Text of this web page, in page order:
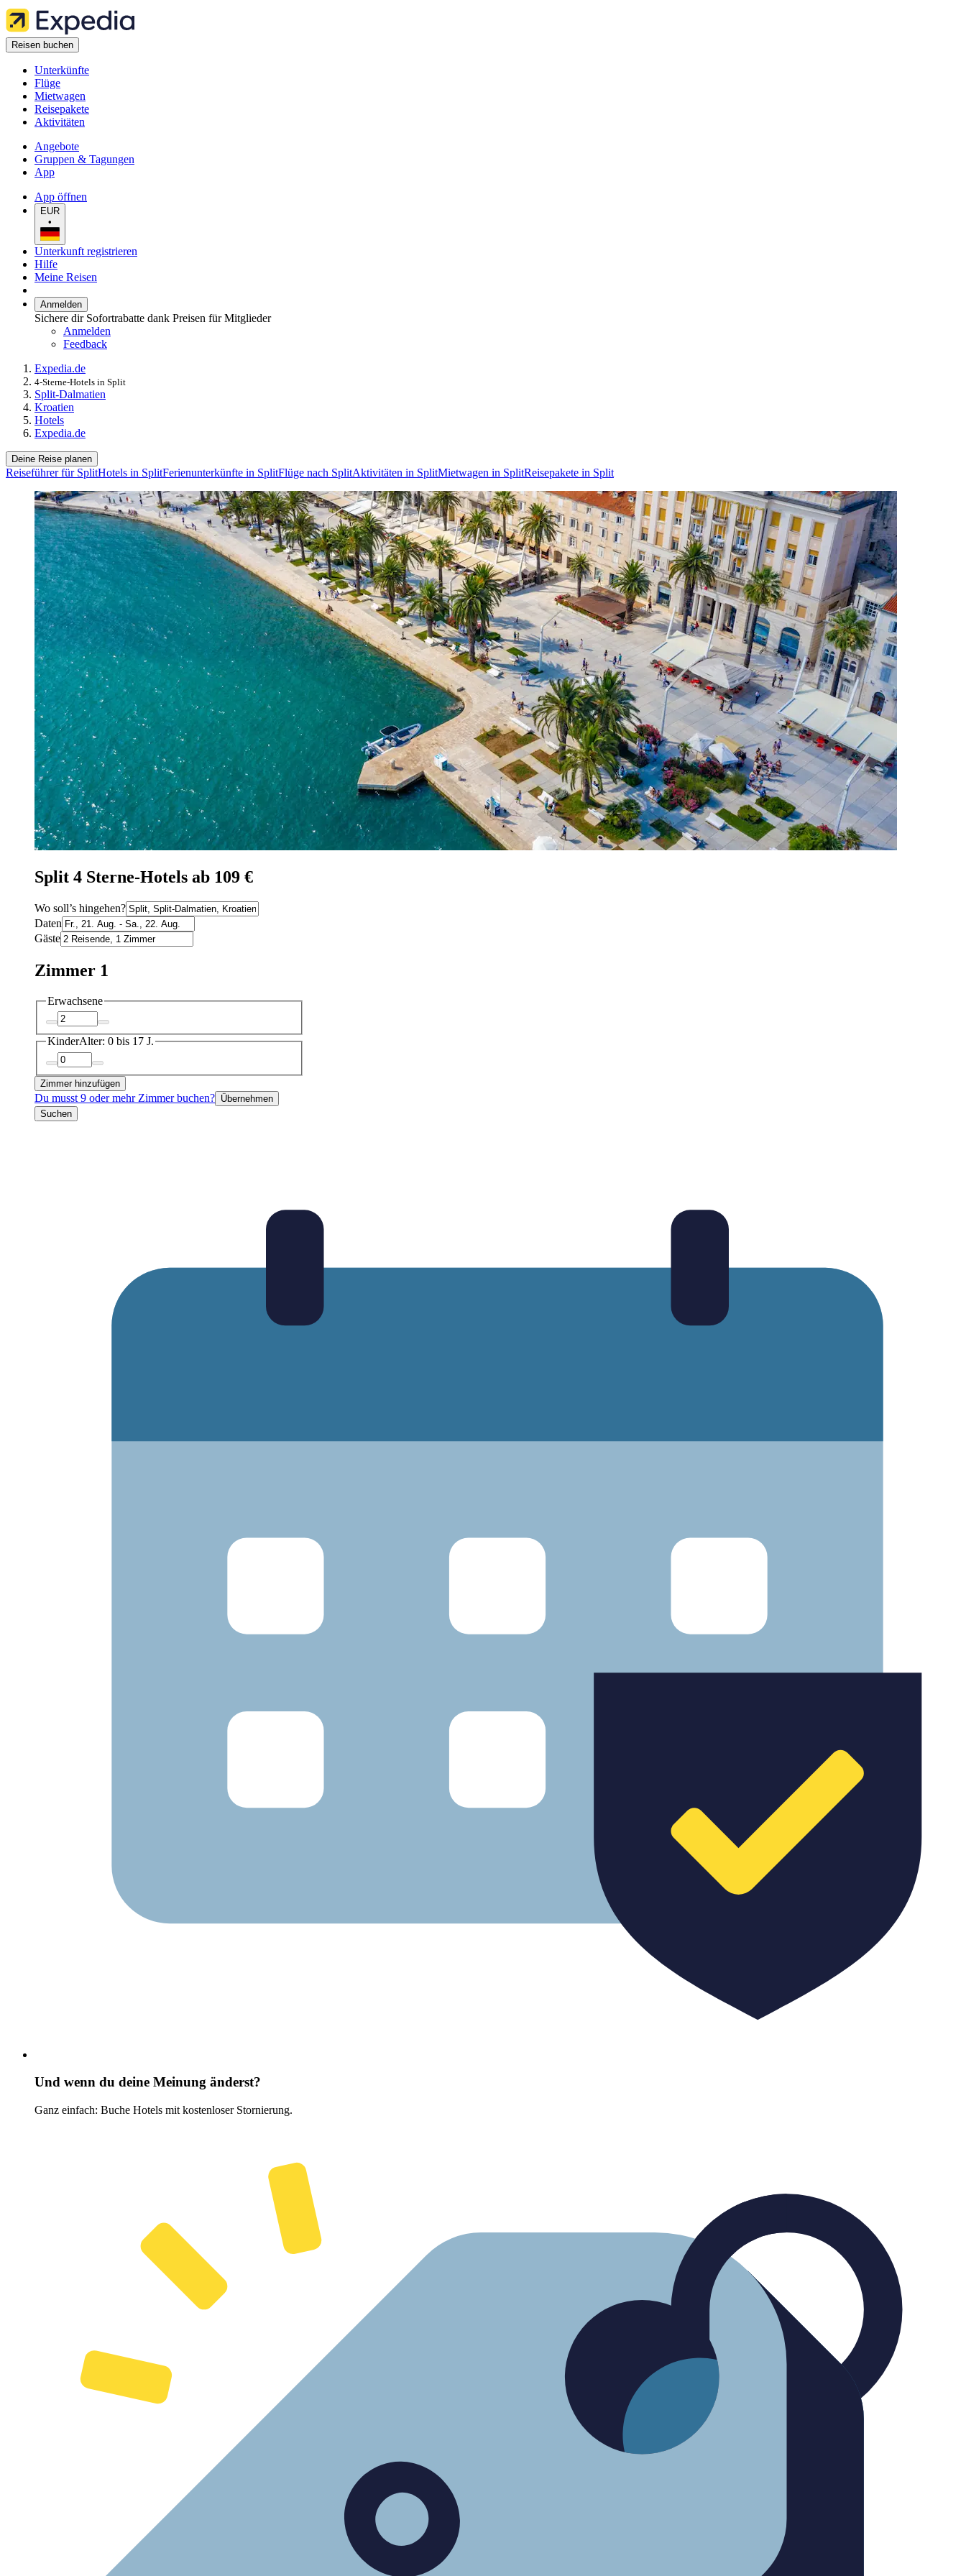
Reisen buchen
Unterkünfte
Flüge
Mietwagen
Reisepakete
Aktivitäten
Angebote
Gruppen & Tagungen
App
App öffnen
EUR
•
Unterkunft registrieren
Hilfe
Meine Reisen
Anmelden
Sichere dir Sofortrabatte dank Preisen für Mitglieder
Anmelden
Feedback
Expedia.de
4-Sterne-Hotels in Split
Split-Dalmatien
Kroatien
Hotels
Expedia.de
Deine Reise planen
Reiseführer für SplitHotels in SplitFerienunterkünfte in SplitFlüge nach SplitAktivitäten in SplitMietwagen in SplitReisepakete in Split
Split 4 Sterne-Hotels ab 109 €
Wo soll’s hingehen?
Daten
Gäste
Zimmer 1
Erwachsene
KinderAlter: 0 bis 17 J.
Zimmer hinzufügen
Du musst 9 oder mehr Zimmer buchen? Übernehmen
Suchen
Und wenn du deine Meinung änderst?
Ganz einfach: Buche Hotels mit kostenloser Stornierung.